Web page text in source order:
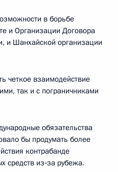
в борьбе
и Организации Договора
и Шанхайской организации
четкое взаимодействие
так и с пограничниками
обязательства
бы продумать более
контрабанде
средств из‑за рубежа.